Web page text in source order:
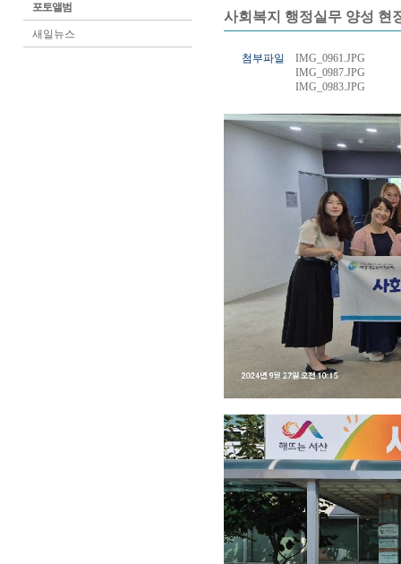
포토앨범
새일뉴스
사회복지 행정실무 양성 현
첨부파일
IMG_0961.JPG
IMG_0987.JPG
IMG_0983.JPG